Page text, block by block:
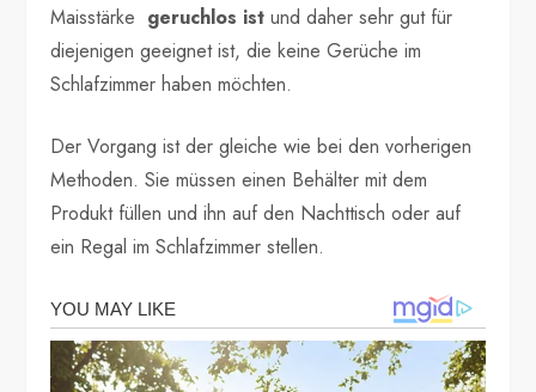
Maisstärke geruchlos ist und daher sehr gut für
diejenigen geeignet ist, die keine Gerüche im
Schlafzimmer haben möchten.
Der Vorgang ist der gleiche wie bei den vorherigen
Methoden. Sie müssen einen Behälter mit dem
Produkt füllen und ihn auf den Nachttisch oder auf
ein Regal im Schlafzimmer stellen.